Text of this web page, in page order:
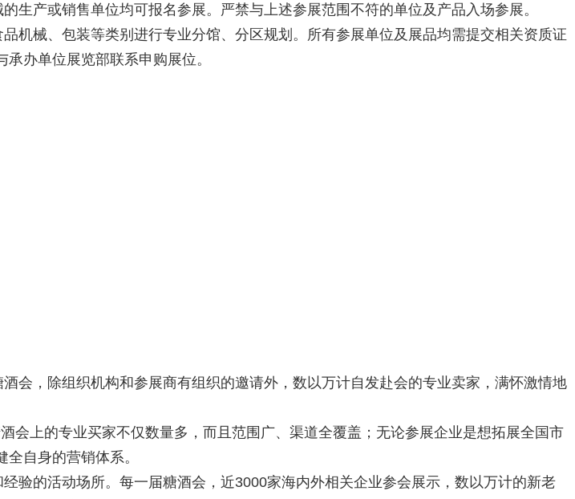
生产或销售单位均可报名参展。严禁与上述参展范围不符的单位及产品入场参展。
品机械、包装等类别进行专业分馆、分区规划。所有参展单位及展品均需提交相关资质证
办单位展览部联系申购展位。
会，除组织机构和参展商有组织的邀请外，数以万计自发赴会的专业卖家，满怀激情地
会上的专业买家不仅数量多，而且范围广、渠道全覆盖；无论参展企业是想拓展全国市
自身的营销体系。
验的活动场所。每一届糖酒会，近3000家海内外相关企业参会展示，数以万计的新老